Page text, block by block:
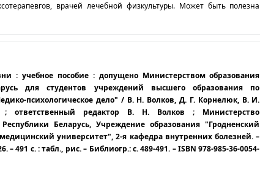
врачей лечебной физкультуры. Может быть полезна
: учебное пособие : допущено Министерством образования
для студентов учреждений высшего образования по
психологическое дело" / В. Н. Волков, Д. Г. Корнелюк, В. И.
редактор В. Н. Волков ; Министерство
Беларусь, Учреждение образования "Гродненский
университет", 2-я кафедра внутренних болезней. –
– 491 с. : табл., рис. – Библиогр.: с. 489-491. – ISBN 978-985-36-0054-